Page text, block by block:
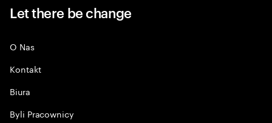
Let there be change
O Nas
Kontakt
Biura
Byli Pracownicy